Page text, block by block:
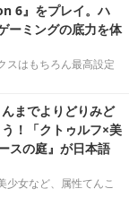
6』をプレイ。ハ
ーミングの底力を体
スはもちろん最高設定
までよりどりみど
！「クトゥルフ×美
スの庭』が日本語
少女など、属性てんこ